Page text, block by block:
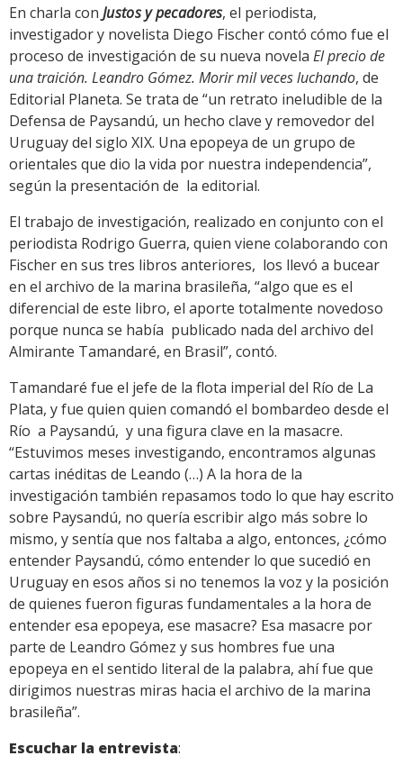
Link
En charla con Justos y pecadores, el periodista,
investigador y novelista Diego Fischer contó cómo fue el
proceso de investigación de su nueva novela El precio de
una traición. Leandro Gómez. Morir mil veces luchando, de
Editorial Planeta. Se trata de “un retrato ineludible de la
Defensa de Paysandú, un hecho clave y removedor del
Uruguay del siglo XIX. Una epopeya de un grupo de
orientales que dio la vida por nuestra independencia”,
según la presentación de la editorial.
El trabajo de investigación, realizado en conjunto con el
periodista Rodrigo Guerra, quien viene colaborando con
Fischer en sus tres libros anteriores, los llevó a bucear
en el archivo de la marina brasileña, “algo que es el
diferencial de este libro, el aporte totalmente novedoso
porque nunca se había publicado nada del archivo del
Almirante Tamandaré, en Brasil”, contó.
Tamandaré fue el jefe de la flota imperial del Río de La
Plata, y fue quien quien comandó el bombardeo desde el
Río a Paysandú, y una figura clave en la masacre.
“Estuvimos meses investigando, encontramos algunas
cartas inéditas de Leando (…) A la hora de la
investigación también repasamos todo lo que hay escrito
sobre Paysandú, no quería escribir algo más sobre lo
mismo, y sentía que nos faltaba a algo, entonces, ¿cómo
entender Paysandú, cómo entender lo que sucedió en
Uruguay en esos años si no tenemos la voz y la posición
de quienes fueron figuras fundamentales a la hora de
entender esa epopeya, ese masacre? Esa masacre por
parte de Leandro Gómez y sus hombres fue una
epopeya en el sentido literal de la palabra, ahí fue que
dirigimos nuestras miras hacia el archivo de la marina
brasileña”.
Escuchar la entrevista: